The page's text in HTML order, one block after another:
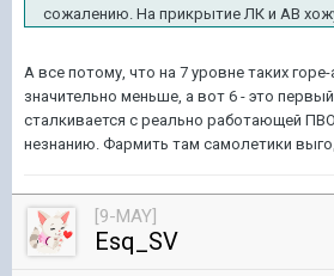
сожалению. На прикрытие ЛК и АВ
А все потому, что на 7 уровне таких
значительно меньше, а вот 6 - это
сталкивается с реально работающей
незнанию. Фармить там самолетики
[9-MAY]
Esq_SV